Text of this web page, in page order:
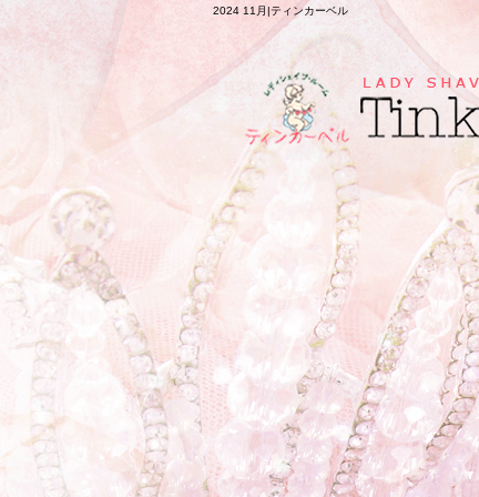
2024 11月|ティンカーベル